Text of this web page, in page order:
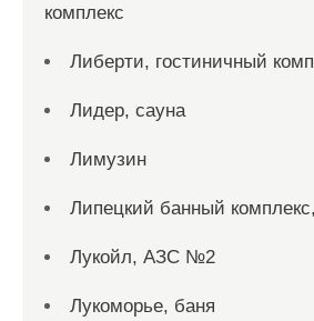
комплекс
Либерти, гостиничный
Лидер, сауна
Лимузин
Липецкий банный
Лукойл, АЗС №2
Лукоморье, баня